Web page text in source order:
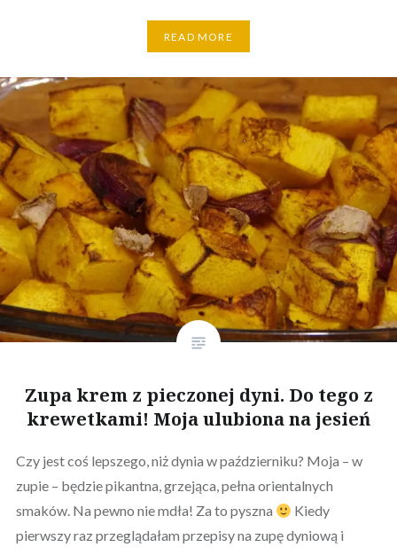
READ MORE
Zupa krem z pieczonej dyni. Do tego z
krewetkami! Moja ulubiona na jesień
Czy jest coś lepszego, niż dynia w październiku? Moja – w
zupie – będzie pikantna, grzejąca, pełna orientalnych
smaków. Na pewno nie mdła! Za to pyszna
Kiedy
pierwszy raz przeglądałam przepisy na zupę dyniową i